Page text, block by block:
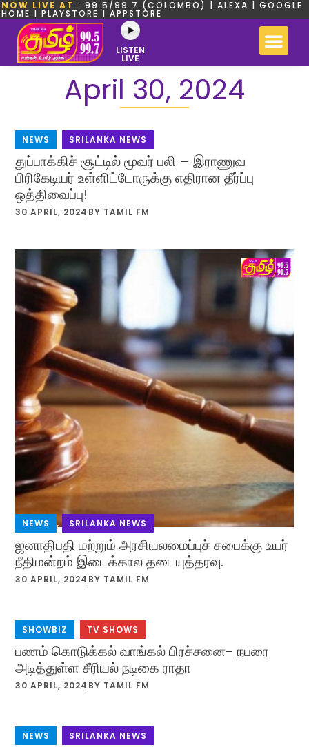
NOW LIVE AT : 99.5/99.7 (COLOMBO) | ALEXA | GOOGLE
HOME | PLAYSTORE | APPSTORE
LISTEN
LIVE
April 30, 2024
NEWS SRILANKA NEWS
துப்பாக்கிச் சூட்டில் மூவர் பலி – இராணுவ
பிரிகேடியர் உள்ளிட்டோருக்கு எதிரான தீர்ப்பு
ஒத்திவைப்பு!
30 APRIL, 2024 BY TAMIL FM
NEWS , SRILANKA NEWS
ஜனாதிபதி மற்றும் அரசியலமைப்புச் சபைக்கு உயர்
நீதிமன்றம் இடைக்கால தடையுத்தரவு.
30 APRIL, 2024 BY TAMIL FM
SHOWBIZ TV SHOWS
பணம் கொடுக்கல் வாங்கல் பிரச்சனை- நபரை
அடித்துள்ள சீரியல் நடிகை ராதா
30 APRIL, 2024 BY TAMIL FM
NEWS SRILANKA NEWS